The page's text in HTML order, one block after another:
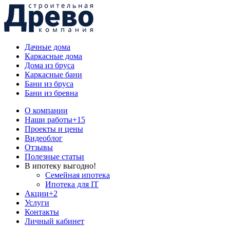
Дачные дома
Каркасные дома
Дома из бруса
Каркасные бани
Бани из бруса
Бани из бревна
О компании
Наши работы+15
Проекты и цены
Видеоблог
Отзывы
Полезные статьи
В ипотеку выгодно!
Семейная ипотека
Ипотека для IT
Акции+2
Услуги
Контакты
Личный кабинет